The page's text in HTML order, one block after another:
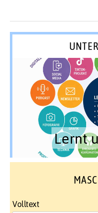
Lernt
Volltext